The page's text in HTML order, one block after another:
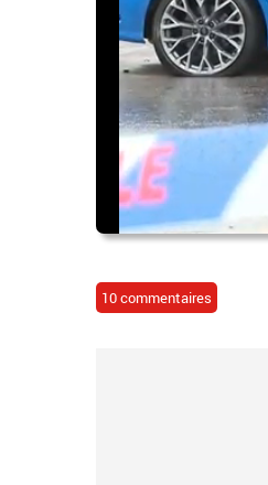
10 commentaires